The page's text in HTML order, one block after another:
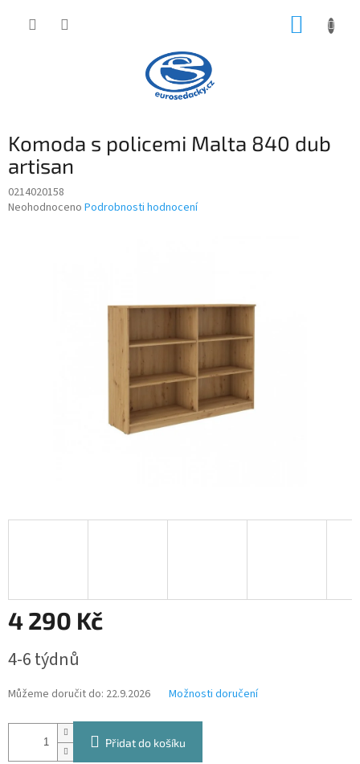
Komoda s policemi Malta 840 dub
artisan
0214020158
Průměrné
Neohodnoceno Podrobnosti hodnocení
4 290 Kč
cena:
4-6 týdnů
Můžeme doručit do: 22.9.2026 Možnosti doručení
Přidat do košíku